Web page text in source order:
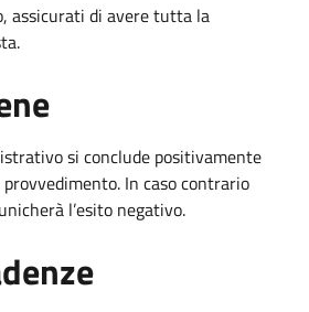
assicurati di avere tutta la
si conclude positivamente
provvedimento. In caso contrario
l’esito negativo.